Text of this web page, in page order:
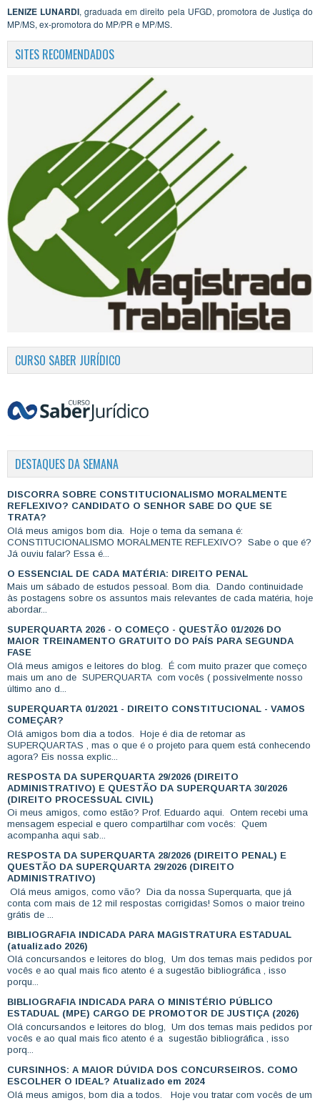
LENIZE LUNARDI, graduada em direito pela UFGD, promotora de Justiça do
MP/MS, ex-promotora do MP/PR e MP/MS.
SITES RECOMENDADOS
CURSO SABER JURÍDICO
DESTAQUES DA SEMANA
DISCORRA SOBRE CONSTITUCIONALISMO MORALMENTE
REFLEXIVO? CANDIDATO O SENHOR SABE DO QUE SE
TRATA?
Olá meus amigos bom dia. Hoje o tema da semana é:
CONSTITUCIONALISMO MORALMENTE REFLEXIVO? Sabe o que é?
Já ouviu falar? Essa é...
O ESSENCIAL DE CADA MATÉRIA: DIREITO PENAL
Mais um sábado de estudos pessoal. Bom dia. Dando continuidade
às postagens sobre os assuntos mais relevantes de cada matéria, hoje
abordar...
SUPERQUARTA 2026 - O COMEÇO - QUESTÃO 01/2026 DO
MAIOR TREINAMENTO GRATUITO DO PAÍS PARA SEGUNDA
FASE
Olá meus amigos e leitores do blog. É com muito prazer que começo
mais um ano de SUPERQUARTA com vocês ( possivelmente nosso
último ano d...
SUPERQUARTA 01/2021 - DIREITO CONSTITUCIONAL - VAMOS
COMEÇAR?
Olá amigos bom dia a todos. Hoje é dia de retomar as
SUPERQUARTAS , mas o que é o projeto para quem está conhecendo
agora? Eis nossa explic...
RESPOSTA DA SUPERQUARTA 29/2026 (DIREITO
ADMINISTRATIVO) E QUESTÃO DA SUPERQUARTA 30/2026
(DIREITO PROCESSUAL CIVIL)
Oi meus amigos, como estão? Prof. Eduardo aqui. Ontem recebi uma
mensagem especial e quero compartilhar com vocês: Quem
acompanha aqui sab...
RESPOSTA DA SUPERQUARTA 28/2026 (DIREITO PENAL) E
QUESTÃO DA SUPERQUARTA 29/2026 (DIREITO
ADMINISTRATIVO)
Olá meus amigos, como vão? Dia da nossa Superquarta, que já
conta com mais de 12 mil respostas corrigidas! Somos o maior treino
grátis de ...
BIBLIOGRAFIA INDICADA PARA MAGISTRATURA ESTADUAL
(atualizado 2026)
Olá concursandos e leitores do blog, Um dos temas mais pedidos por
vocês e ao qual mais fico atento é a sugestão bibliográfica , isso
porqu...
BIBLIOGRAFIA INDICADA PARA O MINISTÉRIO PÚBLICO
ESTADUAL (MPE) CARGO DE PROMOTOR DE JUSTIÇA (2026)
Olá concursandos e leitores do blog, Um dos temas mais pedidos por
vocês e ao qual mais fico atento é a sugestão bibliográfica , isso
porq...
CURSINHOS: A MAIOR DÚVIDA DOS CONCURSEIROS. COMO
ESCOLHER O IDEAL? Atualizado em 2024
Olá meus amigos, bom dia a todos. Hoje vou tratar com vocês de um